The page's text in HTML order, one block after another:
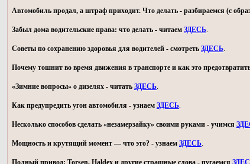
Автомобиль продал, а штраф приходит. Что делать - разбираемся (с
Забыл дома водительские права: что делать - читаем ЗДЕСЬ.
Советы по сохранению здоровья для водителей - смотреть ЗДЕСЬ.
Почему тошнит во время движения в транспорте и как это
«Зимние вопросы» о дизелях - читать ЗДЕСЬ.
Как предупредить угон автомобиля - узнаем ЗДЕСЬ.
Несколько способов сделать «незамерзайку» своими руками - учимся
Мощность и крутящий момент — что это? - узнаем ЗДЕСЬ.
Полный привод: Torsen, Haldex и другие страшные слова - пугаемся